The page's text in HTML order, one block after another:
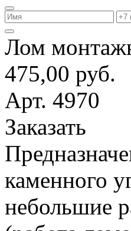
Лом
475,00 руб.
Арт. 4970
Заказать
каменного
небольшие